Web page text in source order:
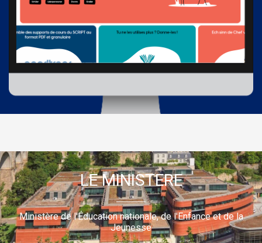
LE MINISTERE
Ministère de l'Éducation nationale, de l'Enfance et de la
Jeunesse